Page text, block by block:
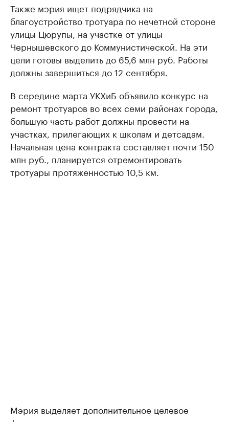
Также мэрия ищет подрядчика на
благоустройство тротуара по нечетной стороне
улицы Цюрупы, на участке от улицы
Чернышевского до Коммунистической. На эти
цели готовы выделить до 65,6 млн руб. Работы
должны завершиться до 12 сентября.
В середине марта УКХиБ объявило конкурс на
ремонт тротуаров во всех семи районах города,
большую часть работ должны провести на
участках, прилегающих к школам и детсадам.
Начальная цена контракта составляет почти 150
млн руб., планируется отремонтировать
тротуары протяженностью 10,5 км.
Мэрия выделяет дополнительное целевое